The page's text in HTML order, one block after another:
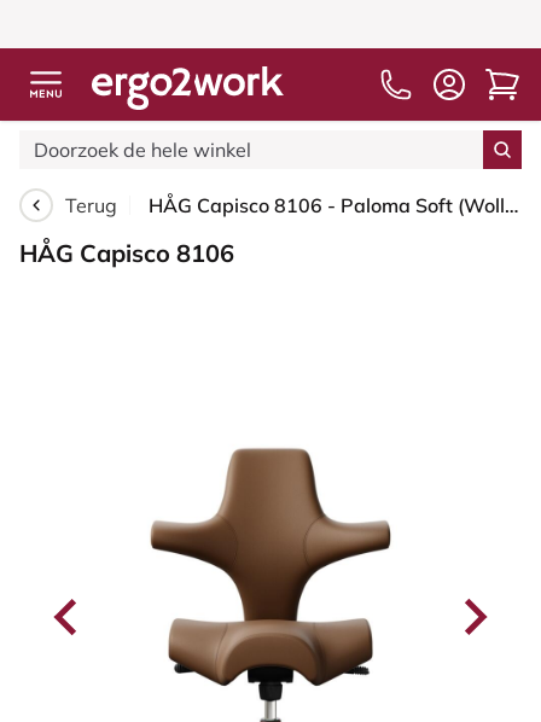
Terug HÅG Capisco 8106 - Paloma Soft (Wollsdorf) - Semi-aniline Leder - PL05429 Cognac - Blush Rose - 265 mm (Zithoogte 53-79cm) - Zachte wielen t.b.v. harde vloeren
HÅG Capisco 8106